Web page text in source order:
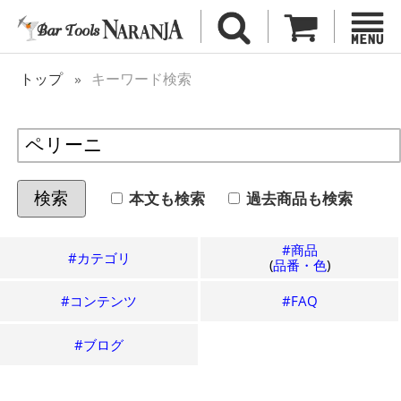
トップ キーワード検索
検索 本文も検索 過去商品も検索
#カテゴリ
#商品
(品番・色)
#コンテンツ #FAQ
#ブログ